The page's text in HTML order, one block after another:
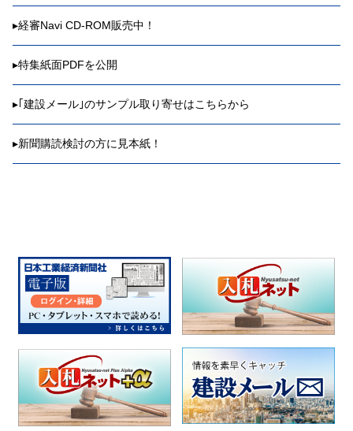
▸経審Navi CD-ROM販売中！
▸特集紙面PDFを公開
▸ ｢建設メール｣のサンプル取り寄せはこちらから
▸新聞購読検討の方に見本紙！